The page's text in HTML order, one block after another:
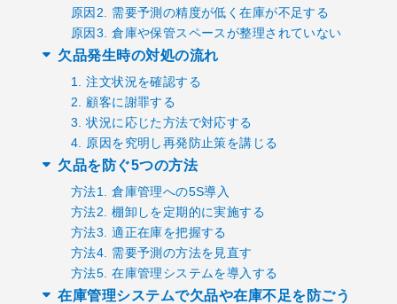
原因2. 需要予測の精度が低く在庫が不足する
原因3. 倉庫や保管スペースが整理されていない
欠品発生時の対処の流れ
1. 注文状況を確認する
2. 顧客に謝罪する
3. 状況に応じた方法で対応する
4. 原因を究明し再発防止策を講じる
欠品を防ぐ5つの方法
方法1. 倉庫管理への5S導入
方法2. 棚卸しを定期的に実施する
方法3. 適正在庫を把握する
方法4. 需要予測の方法を見直す
方法5. 在庫管理システムを導入する
在庫管理システムで欠品や在庫不足を防ごう